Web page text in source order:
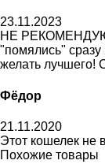
23.11.2023
НЕ РЕКОМЕНДУЮ!!!
"помялись"
желать лучшего!
Фёдор
21.11.2020
Этот кошелек не
Похожие товары